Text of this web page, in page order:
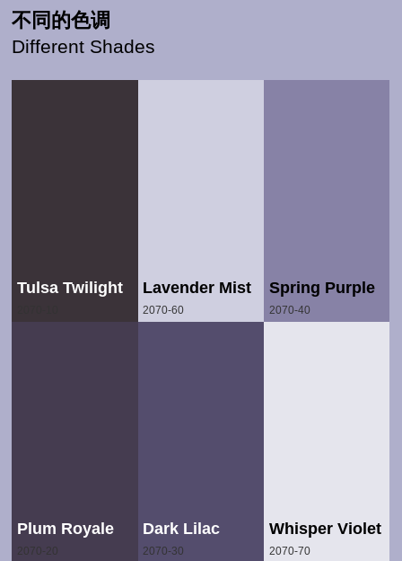
不同的色调
Different Shades
Tulsa Twilight Lavender Mist
2070-60
Spring Purple
2070-40
Plum Royale
2070-20
Dark Lilac
2070-30
Whisper Violet
2070-70